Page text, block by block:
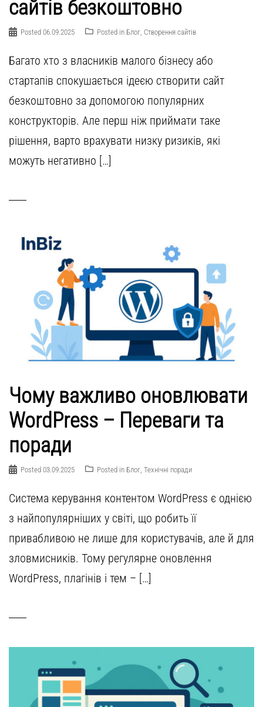
сайтів безкоштовно
Posted 06.09.2025 Posted in Блог Створення сайтів
Багато хто з власників малого бізнесу або
стартапів спокушається ідеєю створити сайт
безкоштовно за допомогою популярних
конструкторів. Але перш ніж приймати таке
рішення, варто врахувати низку ризиків, які
можуть негативно […]
Чому важливо оновлювати
WordPress – Переваги та
поради
Posted 03.09.2025 Posted in Блог, Технічні поради
Система керування контентом WordPress є однією
з найпопулярніших у світі, що робить її
привабливою не лише для користувачів, але й для
зловмисників. Тому регулярне оновлення
WordPress, плагінів і тем – […]